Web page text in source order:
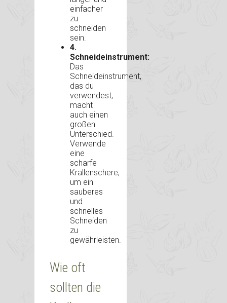
einfacher
zu
schneiden
sein.
4.
Schneideinstrument:
Das
Schneideinstrument,
das du
verwendest,
macht
auch einen
großen
Unterschied.
Verwende
eine
scharfe
Krallenschere,
um ein
sauberes
und
schnelles
Schneiden
zu
gewährleisten.
Wie oft
sollten die